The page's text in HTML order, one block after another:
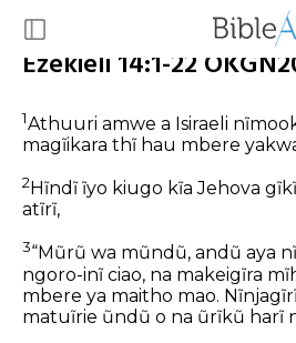
Ezekieli 14:1-22
1Athuuri amwe a Isiraeli
magĩikara thĩ hau mbere
2 Hĩndĩ ĩyo kiugo kĩa Jehova
atĩrĩ,
3“Mũrũ wa mũndũ, andũ aya
ngoro-inĩ ciao, na makeigĩra
mbere ya maitho mao.
matuĩrie ũndũ o na ũrĩkũ harĩ